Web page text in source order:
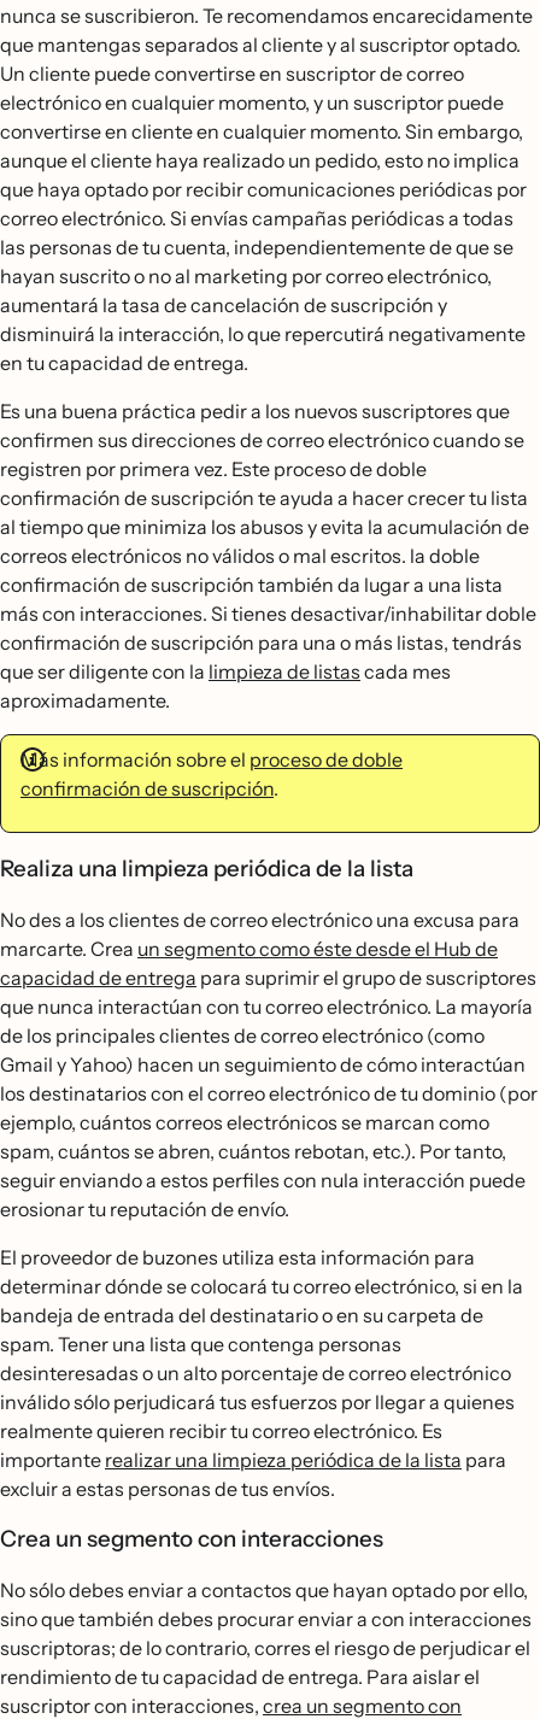
nunca se suscribieron. Te recomendamos encarecidamente
que mantengas separados al cliente y al suscriptor optado.
Un cliente puede convertirse en suscriptor de correo
electrónico en cualquier momento, y un suscriptor puede
convertirse en cliente en cualquier momento. Sin embargo,
aunque el cliente haya realizado un pedido, esto no implica
que haya optado por recibir comunicaciones periódicas por
correo electrónico. Si envías campañas periódicas a todas
las personas de tu cuenta, independientemente de que se
hayan suscrito o no al marketing por correo electrónico,
aumentará la tasa de cancelación de suscripción y
disminuirá la interacción, lo que repercutirá negativamente
en tu capacidad de entrega.
Es una buena práctica pedir a los nuevos suscriptores que
confirmen sus direcciones de correo electrónico cuando se
registren por primera vez. Este proceso de doble
confirmación de suscripción te ayuda a hacer crecer tu lista
al tiempo que minimiza los abusos y evita la acumulación de
correos electrónicos no válidos o mal escritos. la doble
confirmación de suscripción también da lugar a una lista
más con interacciones. Si tienes desactivar/inhabilitar doble
confirmación de suscripción para una o más listas, tendrás
que ser diligente con la limpieza de listas cada mes
aproximadamente.
Más información sobre el proceso de doble
confirmación de suscripción.
Realiza una limpieza periódica de la lista
No des a los clientes de correo electrónico una excusa para
marcarte. Crea un segmento como éste desde el Hub de
capacidad de entrega para suprimir el grupo de suscriptores
que nunca interactúan con tu correo electrónico. La mayoría
de los principales clientes de correo electrónico (como
Gmail y Yahoo) hacen un seguimiento de cómo interactúan
los destinatarios con el correo electrónico de tu dominio (por
ejemplo, cuántos correos electrónicos se marcan como
spam, cuántos se abren, cuántos rebotan, etc.). Por tanto,
seguir enviando a estos perfiles con nula interacción puede
erosionar tu reputación de envío.
El proveedor de buzones utiliza esta información para
determinar dónde se colocará tu correo electrónico, si en la
bandeja de entrada del destinatario o en su carpeta de
spam. Tener una lista que contenga personas
desinteresadas o un alto porcentaje de correo electrónico
inválido sólo perjudicará tus esfuerzos por llegar a quienes
realmente quieren recibir tu correo electrónico. Es
importante realizar una limpieza periódica de la lista para
excluir a estas personas de tus envíos.
Crea un segmento con interacciones
No sólo debes enviar a contactos que hayan optado por ello,
sino que también debes procurar enviar a con interacciones
suscriptoras; de lo contrario, corres el riesgo de perjudicar el
rendimiento de tu capacidad de entrega. Para aislar el
suscriptor con interacciones, crea un segmento con